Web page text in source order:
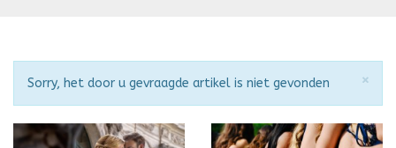
×
Attentie
Sorry, het door u gevraagde artikel is niet gevonden